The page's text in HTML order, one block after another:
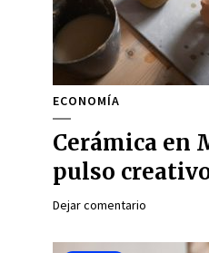
ECONOMÍA
Cerámica en
pulso
Dejar comentario